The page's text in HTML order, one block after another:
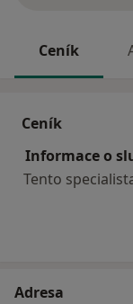
Ceník
Ceník
Informace o
Tento
Adresa